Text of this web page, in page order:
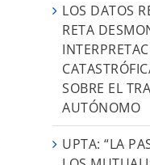
LOS DATOS
RETA
SOBRE EL
AUTÓNOMO
UPTA: “LA